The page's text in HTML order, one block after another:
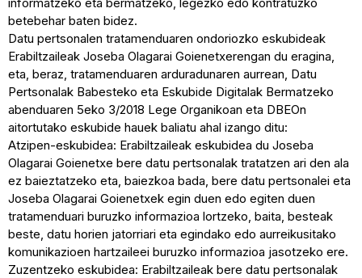
betebehar baten bidez.
Datu pertsonalen tratamenduaren ondoriozko eskubideak
Erabiltzaileak Joseba Olagarai Goienetxerengan du eragina,
eta, beraz, tratamenduaren arduradunaren aurrean, Datu
Pertsonalak Babesteko eta Eskubide Digitalak Bermatzeko
abenduaren 5eko 3/2018 Lege Organikoan eta DBEOn
aitortutako eskubide hauek baliatu ahal izango ditu:
Atzipen-eskubidea: Erabiltzaileak eskubidea du Joseba
Olagarai Goienetxe bere datu pertsonalak tratatzen ari den ala
ez baieztatzeko eta, baiezkoa bada, bere datu pertsonalei eta
Joseba Olagarai Goienetxek egin duen edo egiten duen
tratamenduari buruzko informazioa lortzeko, baita, besteak
beste, datu horien jatorriari eta egindako edo aurreikusitako
komunikazioen hartzaileei buruzko informazioa jasotzeko ere.
Zuzentzeko eskubidea: Erabiltzaileak bere datu pertsonalak